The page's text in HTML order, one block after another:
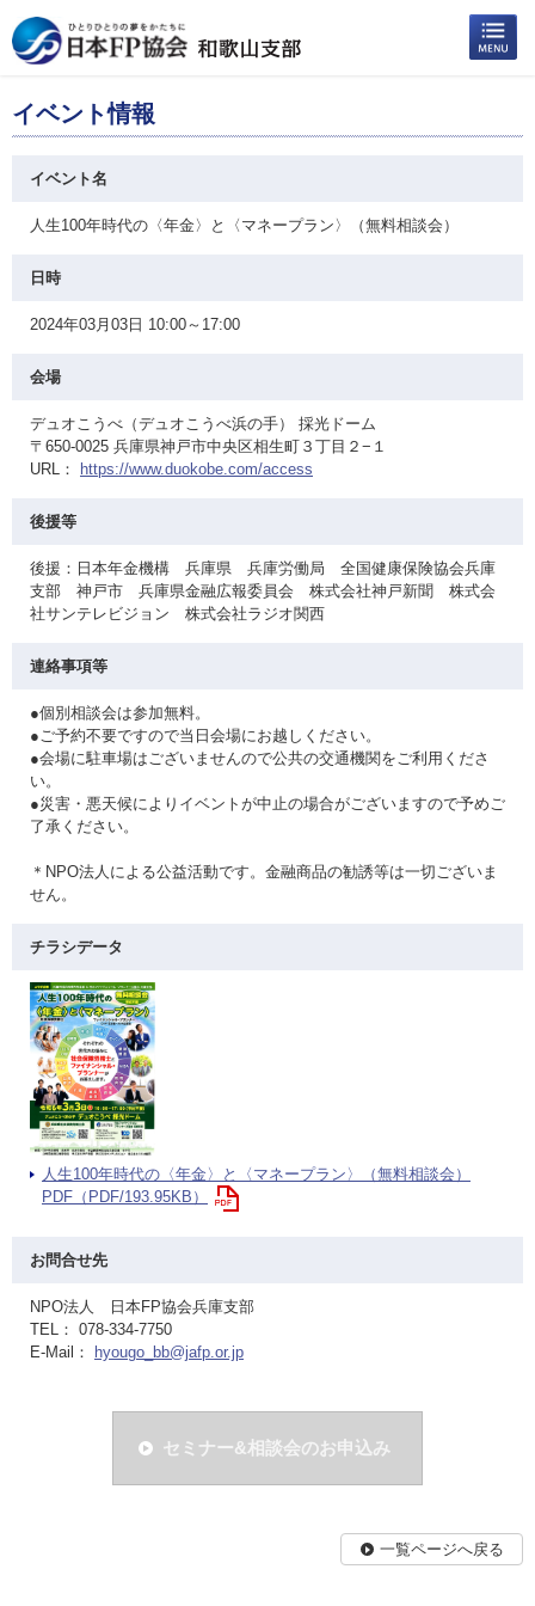
イベント情報
イベント名
人生100年時代の〈年金〉と〈マネープラン〉（無料相談会）
日時
2024年03月03日 10:00～17:00
会場
デュオこうべ（デュオこうべ浜の手） 採光ドーム
〒650-0025 兵庫県神戸市中央区相生町３丁目２−１
URL：
https://www.duokobe.com/access
後援等
後援：日本年金機構 兵庫県 兵庫労働局 全国健康保険協会兵庫
支部 神戸市 兵庫県金融広報委員会 株式会社神戸新聞 株式会
社サンテレビジョン 株式会社ラジオ関西
連絡事項等
●個別相談会は参加無料。
●ご予約不要ですので当日会場にお越しください。
●会場に駐車場はございませんので公共の交通機関をご利用くださ
い。
●災害・悪天候によりイベントが中止の場合がございますので予めご
了承ください。
＊NPO法人による公益活動です。金融商品の勧誘等は一切ございま
せん。
チラシデータ
人生100年時代の〈年金〉と〈マネープラン〉（無料相談会）
PDF（PDF/193.95KB）
お問合せ先
NPO法人 日本FP協会兵庫支部
TEL： 078-334-7750
E-Mail：
hyougo_bb@jafp.or.jp
セミナー&相談会のお申込み
一覧ページへ戻る